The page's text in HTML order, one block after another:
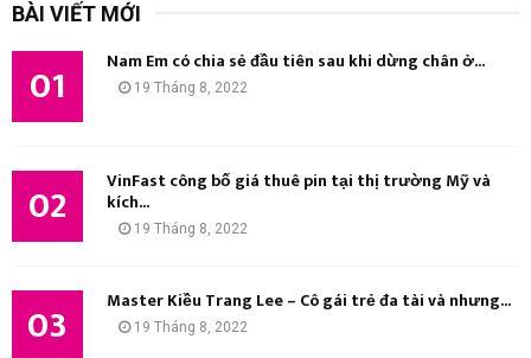
BÀI VIẾT MỚI
01 Nam Em có chia sẻ đầu tiên sau khi dừng chân ở...
19 Tháng 8, 2022
02 VinFast công bố giá thuê pin tại thị trường Mỹ và
kích...
19 Tháng 8, 2022
03 Master Kiều Trang Lee – Cô gái trẻ đa tài và nhưng...
19 Tháng 8, 2022